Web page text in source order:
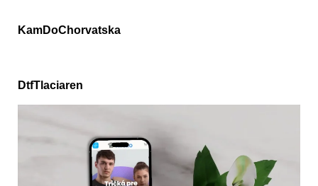
KamDoChorvatska
DtfTlaciaren